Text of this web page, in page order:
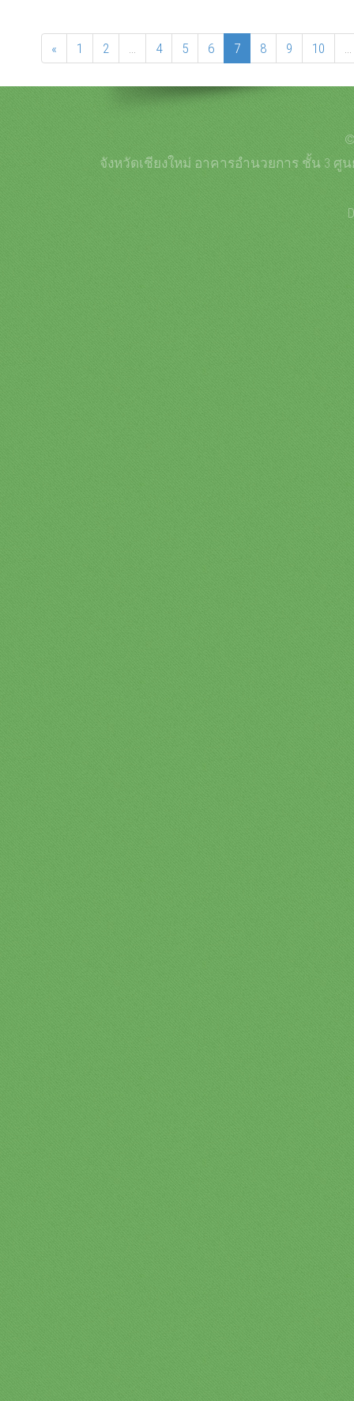
« 1 2 4 5 6 7 8 9 10
จังหวัดเชียงใหม่ อาคารอำนวยการ ชั้น 3 ศูนย์รา